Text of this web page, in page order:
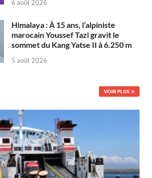
6 août 2026
Himalaya : À 15 ans, l’alpiniste
marocain Youssef Tazi gravit le
sommet du Kang Yatse II à 6.250 m
5 août 2026
VOIR PLUS